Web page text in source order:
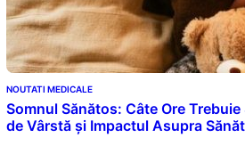
NOUTATI MEDICALE
Somnul Sănătos: Câte Ore
de Vârstă și Impactul Asupra